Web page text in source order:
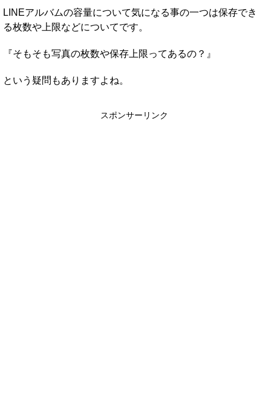
LINEアルバムの容量について気になる事の一つは保存でき
る枚数や上限などについてです。
『そもそも写真の枚数や保存上限ってあるの？』
という疑問もありますよね。
スポンサーリンク